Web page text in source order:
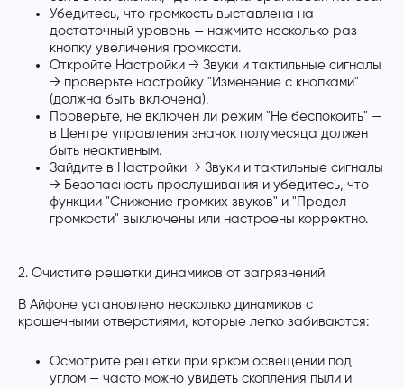
Убедитесь, что громкость выставлена на
достаточный уровень — нажмите несколько раз
кнопку увеличения громкости.
Откройте Настройки → Звуки и тактильные сигналы
→ проверьте настройку "Изменение с кнопками"
(должна быть включена).
Проверьте, не включен ли режим "Не беспокоить" —
в Центре управления значок полумесяца должен
быть неактивным.
Зайдите в Настройки → Звуки и тактильные сигналы
→ Безопасность прослушивания и убедитесь, что
функции "Снижение громких звуков" и "Предел
громкости" выключены или настроены корректно.
2. Очистите решетки динамиков от загрязнений
В Айфоне установлено несколько динамиков с
крошечными отверстиями, которые легко забиваются:
Осмотрите решетки при ярком освещении под
углом — часто можно увидеть скопления пыли и